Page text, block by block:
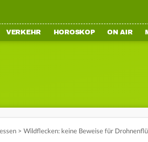
VERKEHR HOROSKOP ON AIR
> Wildflecken: keine Beweise für